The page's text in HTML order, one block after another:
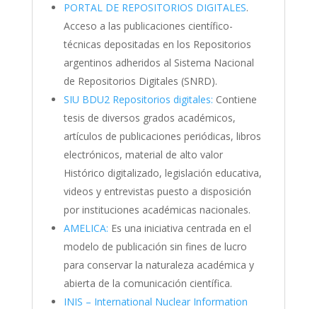
PORTAL DE REPOSITORIOS DIGITALES.
Acceso a las publicaciones científico-
técnicas depositadas en los Repositorios
argentinos adheridos al Sistema Nacional
de Repositorios Digitales (SNRD).
SIU BDU2 Repositorios digitales: Contiene
tesis de diversos grados académicos,
artículos de publicaciones periódicas, libros
electrónicos, material de alto valor
Histórico digitalizado, legislación educativa,
videos y entrevistas puesto a disposición
por instituciones académicas nacionales.
AMELICA: Es una iniciativa centrada en el
modelo de publicación sin fines de lucro
para conservar la naturaleza académica y
abierta de la comunicación científica.
INIS – International Nuclear Information